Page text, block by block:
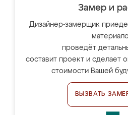
Замер и
Дизайнер-замерщик
проведёт
составит проект и сделает
стоимости Вашей
ВЫЗВАТЬ